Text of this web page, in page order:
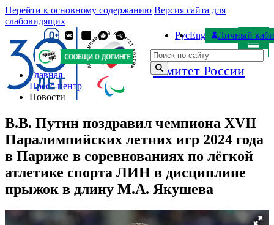
Перейти к основному содержанию Версия сайта для
слабовидящих
Паралимпийский
комитет России
РусEng
Личный
Поиск по сайту
Главная
Пресс-центр
Новости
В.В. Путин поздравил чемпиона XVII
Паралимпийских летних игр 2024 года
в Париже в соревнованиях по лёгкой
атлетике спорта ЛИН в дисциплине
прыжок в длину М.А. Якушева